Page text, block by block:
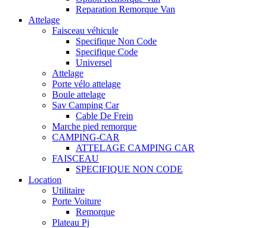
Reparation Remorque Van
Attelage
Faisceau véhicule
Specifique Non Code
Specifique Code
Universel
Attelage
Porte vélo attelage
Boule attelage
Sav Camping Car
Cable De Frein
Marche pied remorque
CAMPING-CAR
ATTELAGE CAMPING CAR
FAISCEAU
SPECIFIQUE NON CODE
Location
Utilitaire
Porte Voiture
Remorque
Plateau Pj